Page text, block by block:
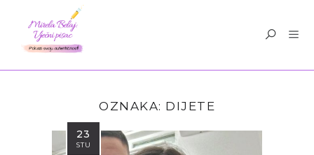
OZNAKA: DIJETE
23
STU